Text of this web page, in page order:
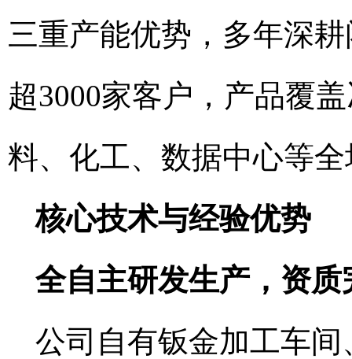
三重产能优势，多年深
超3000家客户，产品覆
料、化工、数据中心等
核心技术与经验优势
全自主研发生产，资质
公司自有钣金加工车